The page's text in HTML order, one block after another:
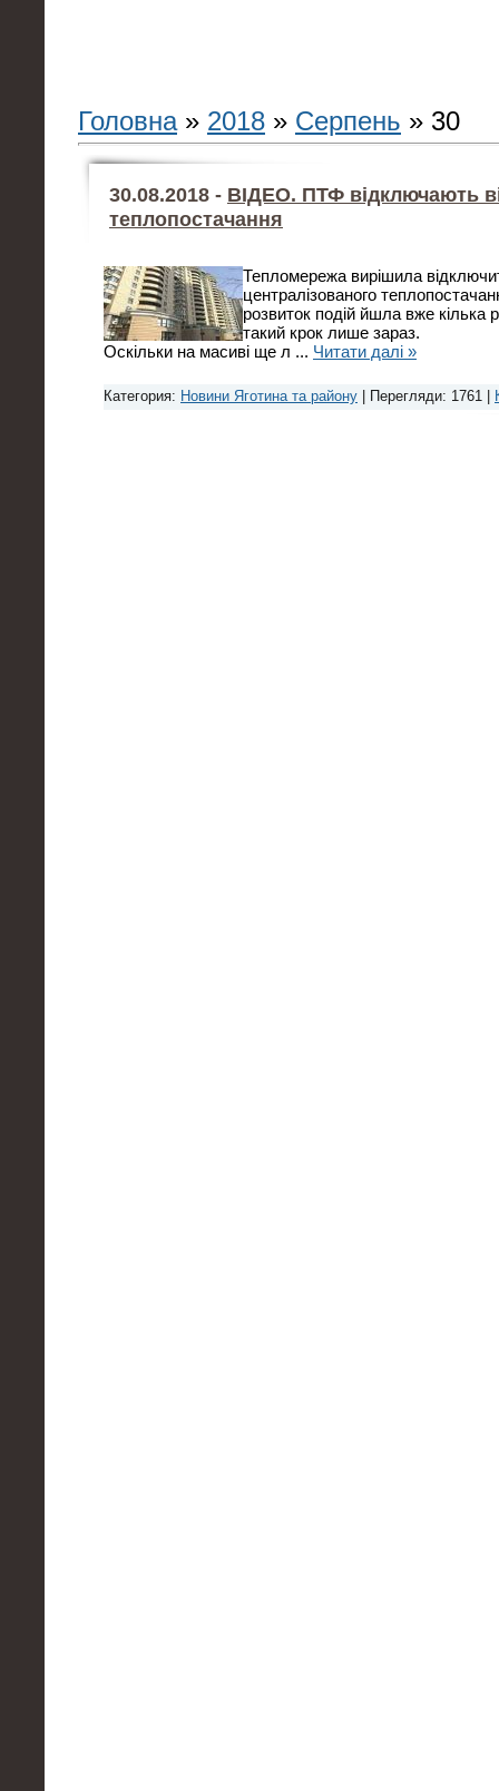
Головна» 2018 » Серпень » 30
30.08.2018 - ВІДЕО. ПТФ відключають
теплопостачання
Тепломережа вирішила
централізованого
розвиток подій йшла вже кілька
такий крок лише зараз.
Оскільки на масиві ще л ... Читати далі »
Категория: Новини Яготина та району | Перегляди: 1761 |